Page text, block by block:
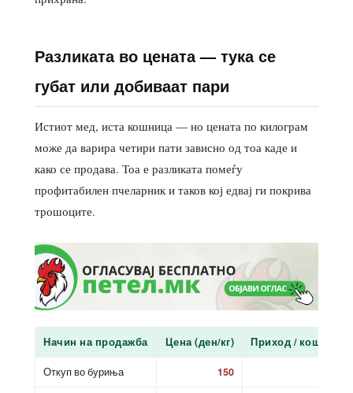
Разликата во цената — тука се
губат или добиваат пари
Истиот мед, иста кошница — но цената по килограм
може да варира четири пати зависно од тоа каде и
како се продава. Тоа е разликата помеѓу
профитабилен пчеларник и таков кој едвај ги покрива
трошоците.
Начин на продажба Цена (ден/кг) Приход / кошница
Откуп во буриња 150